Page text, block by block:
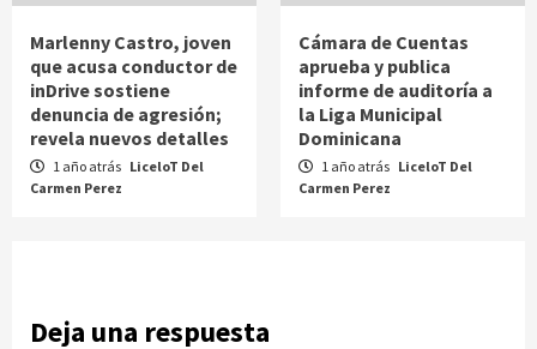
Marlenny Castro, joven
que acusa conductor de
inDrive sostiene
denuncia de agresión;
revela nuevos detalles
1 año atrás LiceloT Del
Carmen Perez
Cámara de Cuentas
aprueba y publica
informe de auditoría a
la Liga Municipal
Dominicana
1 año atrás LiceloT Del
Carmen Perez
Deja una respuesta